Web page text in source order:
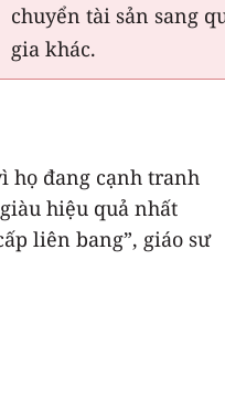
chuyển tài sản sang
gia khác.
họ đang cạnh tranh
hiệu quả nhất
liên bang”, giáo sư